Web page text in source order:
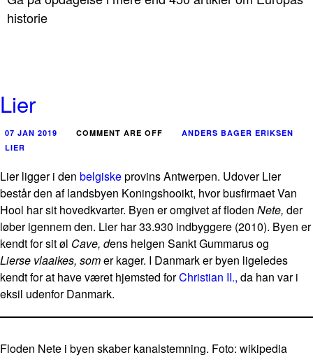
historie
Lier
07 JAN 2019 COMMENT ARE OFF
ANDERS BAGER ERIKSEN
LIER
Lier ligger i den belgiskeprovins Antwerpen. Udover Lier
består den af landsbyen Koningshooikt, hvor busfirmaet Van
Hool har sit hovedkvarter. Byen er omgivet af floden Nete, der
løber igennem den. Lier har 33.930 indbyggere (2010). Byen er
kendt for sit øl Cave, dens helgen Sankt Gummarus og
Lierse vlaaikes, somer kager. I Danmark er byen ligeledes
kendt for at have været hjemsted forChristian II., da han var i
eksil udenfor Danmark.
Floden Nete i byen skaber kanalstemning. Foto: wikipedia